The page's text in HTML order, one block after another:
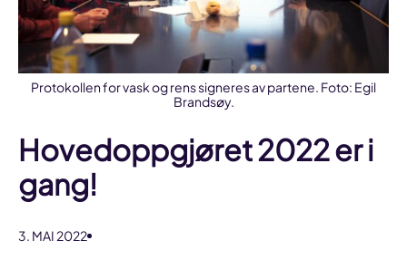
Protokollen for vask og rens signeres av partene. Foto: Egil
Brandsøy.
Hovedoppgjøret 2022 er i
gang!
3. MAI 2022